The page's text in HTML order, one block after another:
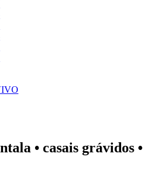
• casais grávidos •